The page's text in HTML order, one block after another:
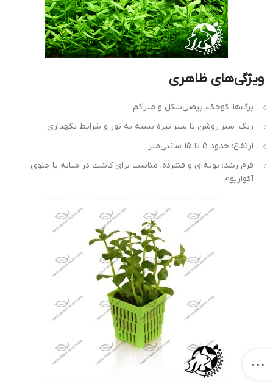
ویژگی‌های ظاهری
برگ‌ها: کوچک، بیضی‌شکل و متراکم
رنگ: سبز روشن تا سبز تیره بسته به نور و شرایط نگهداری
ارتفاع: حدود 5 تا 15 سانتی‌متر
فرم رشد: بوته‌ای و فشرده، مناسب برای کاشت در میانه یا جلوی
آکواریوم